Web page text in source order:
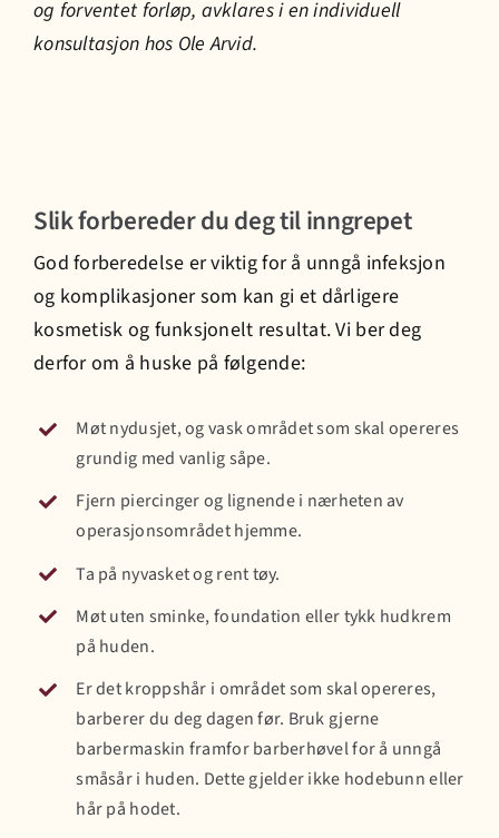
og forventet forløp, avklares i en individuell
konsultasjon hos Ole Arvid.
Slik forbereder du deg til inngrepet
God forberedelse er viktig for å unngå infeksjon
og komplikasjoner som kan gi et dårligere
kosmetisk og funksjonelt resultat. Vi ber deg
derfor om å huske på følgende:
Møt nydusjet, og vask området som skal opereres
grundig med vanlig såpe.
Fjern piercinger og lignende i nærheten av
operasjonsområdet hjemme.
Ta på nyvasket og rent tøy.
Møt uten sminke, foundation eller tykk hudkrem
på huden.
Er det kroppshår i området som skal opereres,
barberer du deg dagen før. Bruk gjerne
barbermaskin framfor barberhøvel for å unngå
småsår i huden. Dette gjelder ikke hodebunn eller
hår på hodet.